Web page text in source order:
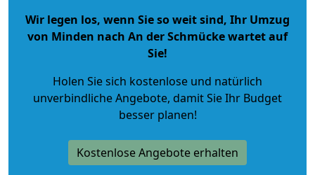
Wir legen los, wenn Sie so weit sind, Ihr Umzug
von Minden nach An der Schmücke wartet auf
Sie!
Holen Sie sich kostenlose und natürlich
unverbindliche Angebote, damit Sie Ihr Budget
besser planen!
Kostenlose Angebote erhalten